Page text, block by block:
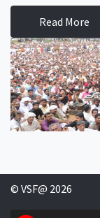
Read More
© VSF@ 2026